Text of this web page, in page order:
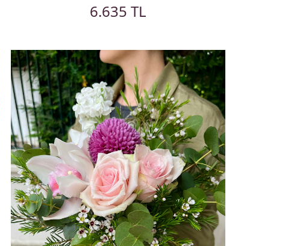
6.635 TL